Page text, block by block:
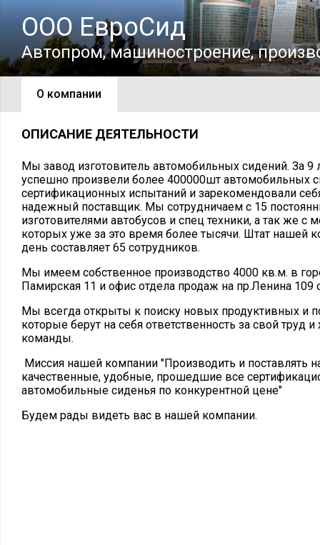
ООО ЕвроСид
Автопром, машиностроение,
О компании
ОПИСАНИЕ ДЕЯТЕЛЬНОСТИ
Мы завод изготовитель автомобильных сидений. За
успешно произвели более 400000шт автомобильных
сертификационных испытаний и зарекомендовали
надежный поставщик. Мы сотрудничаем с 15
изготовителями автобусов и спец техники, а так же
которых уже за это время более тысячи. Штат нашей
день составляет 65 сотрудников.
Мы имеем собственное производство 4000 кв.м. в
Памирская 11 и офис отдела продаж на пр.Ленина 109
Мы всегда открыты к поиску новых продуктивных и
которые берут на себя ответственность за свой труд
команды.
Миссия нашей компании "Производить и поставлять
качественные, удобные, прошедшие все
автомобильные сиденья по конкурентной цене"
Будем рады видеть вас в нашей компании.